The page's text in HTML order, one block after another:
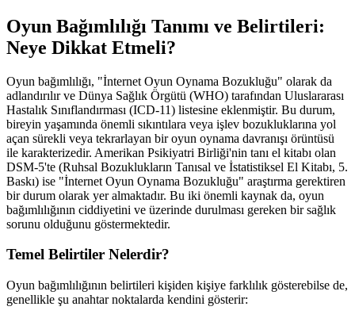
Oyun Bağımlılığı Tanımı ve Belirtileri:
Neye Dikkat Etmeli?
Oyun bağımlılığı, "İnternet Oyun Oynama Bozukluğu" olarak da
adlandırılır ve Dünya Sağlık Örgütü (WHO) tarafından Uluslararası
Hastalık Sınıflandırması (ICD-11) listesine eklenmiştir. Bu durum,
bireyin yaşamında önemli sıkıntılara veya işlev bozukluklarına yol
açan sürekli veya tekrarlayan bir oyun oynama davranışı örüntüsü
ile karakterizedir. Amerikan Psikiyatri Birliği'nin tanı el kitabı olan
DSM-5'te (Ruhsal Bozuklukların Tanısal ve İstatistiksel El Kitabı, 5.
Baskı) ise "İnternet Oyun Oynama Bozukluğu" araştırma gerektiren
bir durum olarak yer almaktadır. Bu iki önemli kaynak da, oyun
bağımlılığının ciddiyetini ve üzerinde durulması gereken bir sağlık
sorunu olduğunu göstermektedir.
Temel Belirtiler Nelerdir?
Oyun bağımlılığının belirtileri kişiden kişiye farklılık gösterebilse de,
genellikle şu anahtar noktalarda kendini gösterir: